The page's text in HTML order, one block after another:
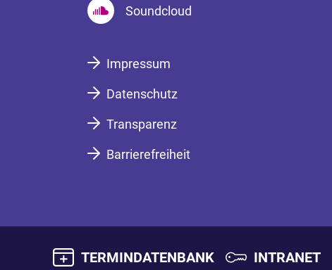
Soundcloud
Impressum
Datenschutz
Transparenz
Barrierefreiheit
TERMINDATENBANK INTRANET